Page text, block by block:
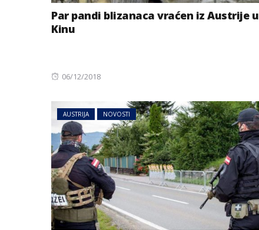
Par pandi blizanaca vraćen iz Austrije u
Kinu
Posted
06/12/2018
AUSTRIJA NOVOSTI